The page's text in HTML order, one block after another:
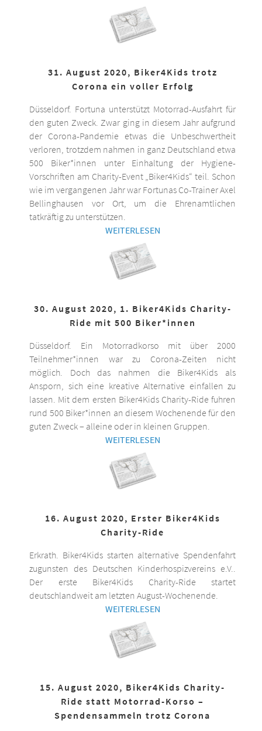
31. August 2020, Biker4Kids trotz
Corona ein voller Erfolg
Düsseldorf. Fortuna unterstützt Motorrad-Ausfahrt für
den guten Zweck. Zwar ging in diesem Jahr aufgrund
der Corona-Pandemie etwas die Unbeschwertheit
verloren, trotzdem nahmen in ganz Deutschland etwa
500 Biker*innen unter Einhaltung der Hygiene-
Vorschriften am Charity-Event „Biker4Kids“ teil. Schon
wie im vergangenen Jahr war Fortunas Co-Trainer Axel
Bellinghausen vor Ort, um die Ehrenamtlichen
tatkräftig zu unterstützen.
WEITERLESEN
30. August 2020, 1. Biker4Kids Charity-
Ride mit 500 Biker*innen
Düsseldorf. Ein Motorradkorso mit über 2000
Teilnehmer*innen war zu Corona-Zeiten nicht
möglich. Doch das nahmen die Biker4Kids als
Ansporn, sich eine kreative Alternative einfallen zu
lassen. Mit dem ersten Biker4Kids Charity-Ride fuhren
rund 500 Biker*innen an diesem Wochenende für den
guten Zweck – alleine oder in kleinen Gruppen.
WEITERLESEN
16. August 2020, Erster Biker4Kids
Charity-Ride
Erkrath. Biker4Kids starten alternative Spendenfahrt
zugunsten des Deutschen Kinderhospizvereins e.V..
Der erste Biker4Kids Charity-Ride startet
deutschlandweit am letzten August-Wochenende.
WEITERLESEN
15. August 2020, Biker4Kids Charity-
Ride statt Motorrad-Korso –
Spendensammeln trotz Corona